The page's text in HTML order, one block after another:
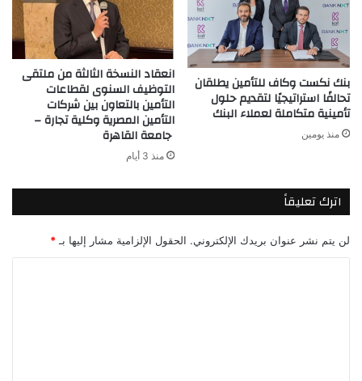
بنك نكست وكاف للتأمين يطلقان
تحالفًا استراتيجيًا لتقديم حلول
تأمينية متكاملة لعملاء البنك
منذ يومين
انعقاد النسخة الثالثة من ملتقى
التوظيف السنوى لقطاعات
التأمين بالتعاون بين شركات
التأمين المصرية وكلية تجارة –
جامعة القاهرة
منذ 3 أيام
اترك تعليقاً
لن يتم نشر عنوان بريدك الإلكتروني. الحقول الإلزامية مشار إليها بـ *